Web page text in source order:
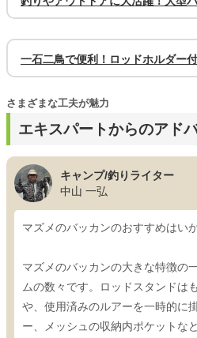
一石二鳥で便利！ロッドホルダー
エキスパートからのアド
さまざまな工夫が魅力
キャンプ/釣りライター
中山 一弘
マズメのバッカンのおすすめはい
マズメのバッカンの大きな特徴の
ムの数々です。ロッドスタンドは
や、使用済みのルアーを一時的に
ー、メッシュの収納内ポケットな